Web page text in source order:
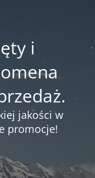
i
jakości w
promocje!